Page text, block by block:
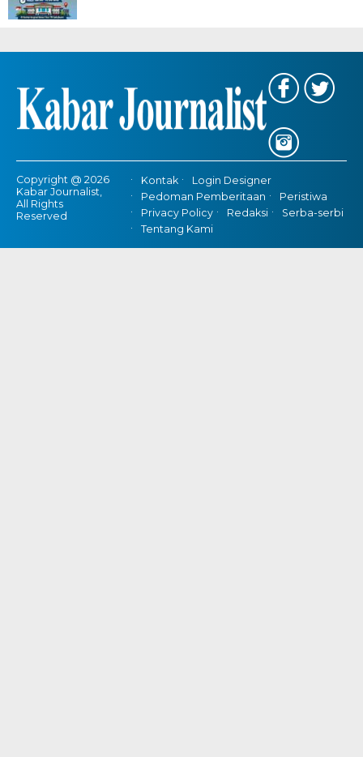
Copyright @ 2026
Kabar Journalist,
All Rights
Reserved
Kontak
Login Designer
Pedoman Pemberitaan
Peristiwa
Privacy Policy
Redaksi
Serba-serbi
Tentang Kami